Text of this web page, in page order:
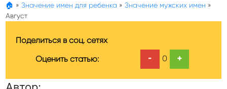
🏠 » Значение имен для ребенка » Значение мужских имен »
Август
Поделиться в соц. сетях
Оценить статью:
- 0 +